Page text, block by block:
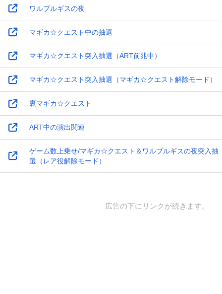
ワルプルギスの夜
マギカ☆クエスト中の抽選
マギカ☆クエスト突入抽選（ART前兆中）
マギカ☆クエスト突入抽選（マギカ☆クエスト解除モード）
裏マギカ☆クエスト
ART中の演出関連
ゲーム数上乗せ/マギカ☆クエスト＆ワルプルギスの夜突入抽
選（レア役解除モード）
広告の下にリンクが続きます。